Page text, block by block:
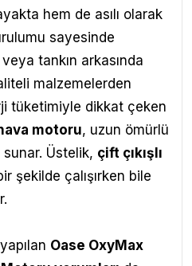
hem de asılı olarak
sayesinde
tankın arkasında
malzemelerden
tüketimiyle dikkat çeken
motoru, uzun ömürlü
Üstelik, çift çıkışlı
şekilde çalışırken bile
Oase OxyMax